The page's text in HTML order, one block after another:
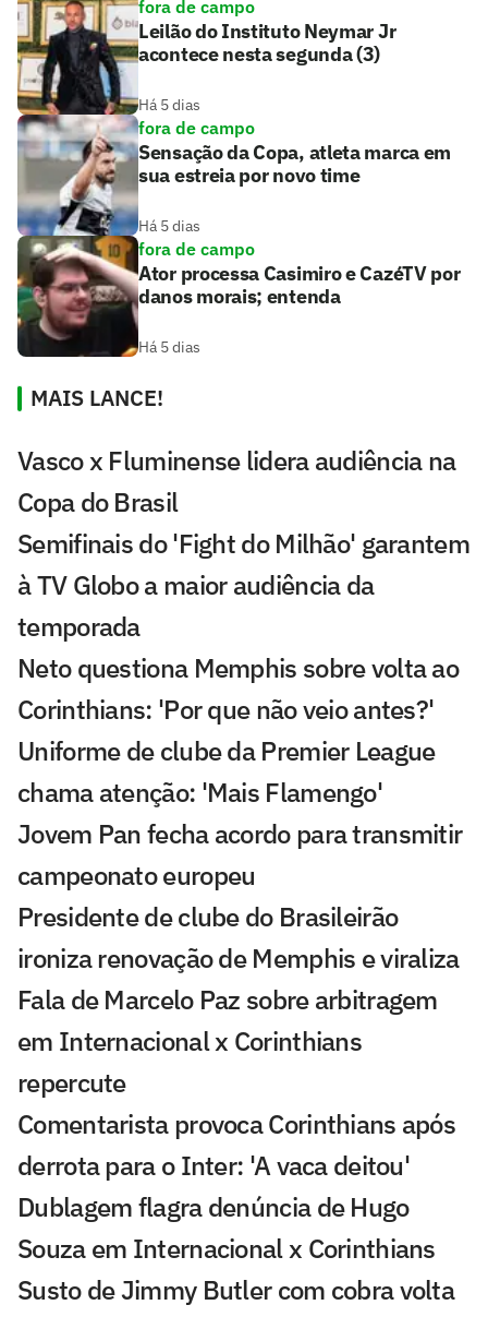
fora de campo
Leilão do Instituto Neymar Jr
acontece nesta segunda (3)
Há 5 dias
fora de campo
Sensação da Copa, atleta marca em
sua estreia por novo time
Há 5 dias
fora de campo
Ator processa Casimiro e CazéTV por
danos morais; entenda
Há 5 dias
MAIS LANCE!
Vasco x Fluminense lidera audiência na
Copa do Brasil
Semifinais do 'Fight do Milhão' garantem
à TV Globo a maior audiência da
temporada
Neto questiona Memphis sobre volta ao
Corinthians: 'Por que não veio antes?'
Uniforme de clube da Premier League
chama atenção: 'Mais Flamengo'
Jovem Pan fecha acordo para transmitir
campeonato europeu
Presidente de clube do Brasileirão
ironiza renovação de Memphis e viraliza
Fala de Marcelo Paz sobre arbitragem
em Internacional x Corinthians
repercute
Comentarista provoca Corinthians após
derrota para o Inter: 'A vaca deitou'
Dublagem flagra denúncia de Hugo
Souza em Internacional x Corinthians
Susto de Jimmy Butler com cobra volta